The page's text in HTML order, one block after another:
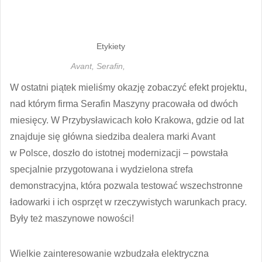
Etykiety
Avant, Serafin,
W ostatni piątek mieliśmy okazję zobaczyć efekt projektu,
nad którym firma Serafin Maszyny pracowała od dwóch
miesięcy. W Przybysławicach koło Krakowa, gdzie od lat
znajduje się główna siedziba dealera marki Avant
w Polsce, doszło do istotnej modernizacji – powstała
specjalnie przygotowana i wydzielona strefa
demonstracyjna, która pozwala testować wszechstronne
ładowarki i ich osprzęt w rzeczywistych warunkach pracy.
Były też maszynowe nowości!
Wielkie zainteresowanie wzbudzała elektryczna